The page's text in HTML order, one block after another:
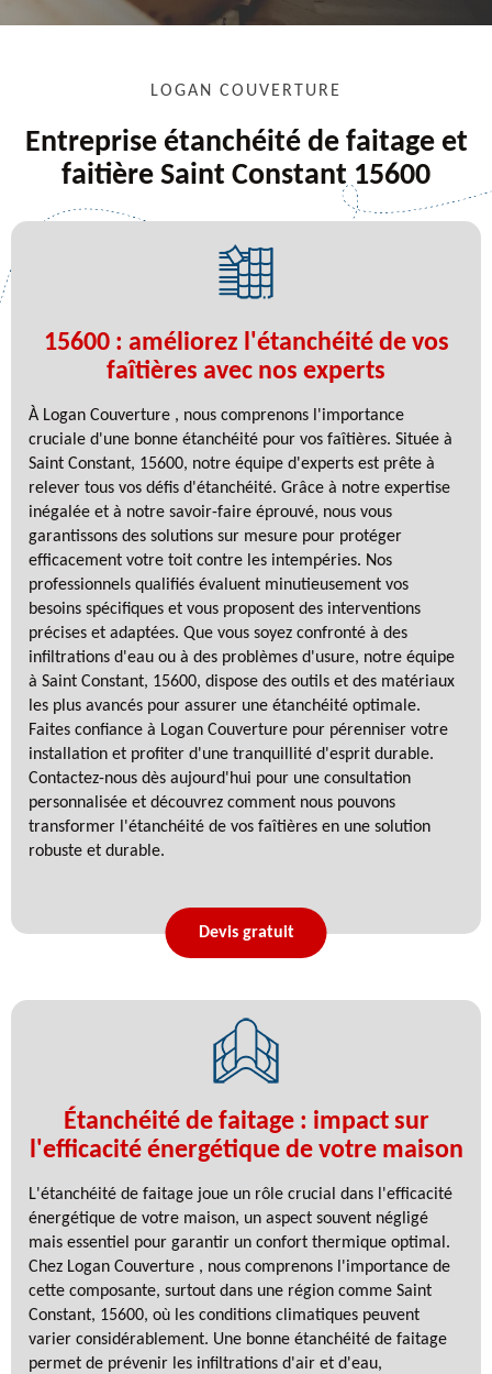
LOGAN COUVERTURE
Entreprise étanchéité de faitage et
faitière Saint Constant 15600
15600 : améliorez l'étanchéité de vos
faîtières avec nos experts
À Logan Couverture , nous comprenons l'importance
cruciale d'une bonne étanchéité pour vos faîtières. Située à
Saint Constant, 15600, notre équipe d'experts est prête à
relever tous vos défis d'étanchéité. Grâce à notre expertise
inégalée et à notre savoir-faire éprouvé, nous vous
garantissons des solutions sur mesure pour protéger
efficacement votre toit contre les intempéries. Nos
professionnels qualifiés évaluent minutieusement vos
besoins spécifiques et vous proposent des interventions
précises et adaptées. Que vous soyez confronté à des
infiltrations d'eau ou à des problèmes d'usure, notre équipe
à Saint Constant, 15600, dispose des outils et des matériaux
les plus avancés pour assurer une étanchéité optimale.
Faites confiance à Logan Couverture pour pérenniser votre
installation et profiter d'une tranquillité d'esprit durable.
Contactez-nous dès aujourd'hui pour une consultation
personnalisée et découvrez comment nous pouvons
transformer l'étanchéité de vos faîtières en une solution
robuste et durable.
Devis gratuit
Étanchéité de faitage : impact sur
l'efficacité énergétique de votre maison
L'étanchéité de faitage joue un rôle crucial dans l'efficacité
énergétique de votre maison, un aspect souvent négligé
mais essentiel pour garantir un confort thermique optimal.
Chez Logan Couverture , nous comprenons l'importance de
cette composante, surtout dans une région comme Saint
Constant, 15600, où les conditions climatiques peuvent
varier considérablement. Une bonne étanchéité de faitage
permet de prévenir les infiltrations d'air et d'eau,